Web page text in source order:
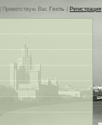
Приветствую Вас Гость Регистрация